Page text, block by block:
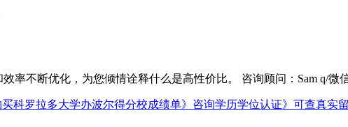
率不断优化，为您倾情诠释什么是高性价比。 咨询顾问：Sam q/微信